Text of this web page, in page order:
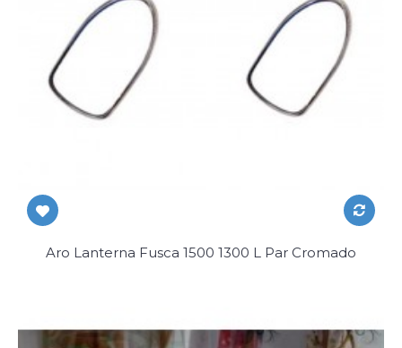
Aro Lanterna Fusca 1500 1300 L Par Cromado